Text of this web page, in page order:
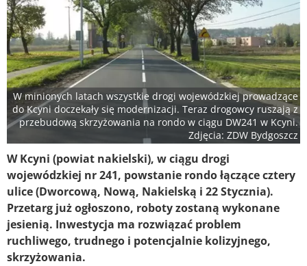
W minionych latach wszystkie drogi wojewódzkiej prowadzące
do Kcyni doczekały się modernizacji. Teraz drogowcy ruszają z
przebudową skrzyżowania na rondo w ciągu DW241 w Kcyni.
Zdjęcia: ZDW Bydgoszcz
W Kcyni (powiat nakielski), w ciągu drogi
wojewódzkiej nr 241, powstanie rondo łączące cztery
ulice (Dworcową, Nową, Nakielską i 22 Stycznia).
Przetarg już ogłoszono, roboty zostaną wykonane
jesienią. Inwestycja ma rozwiązać problem
ruchliwego, trudnego i potencjalnie kolizyjnego,
skrzyżowania.